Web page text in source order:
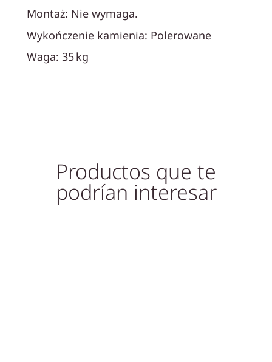
Montaż: Nie wymaga.
Wykończenie kamienia: Polerowane
Waga: 35 kg
Productos que te
podrían interesar